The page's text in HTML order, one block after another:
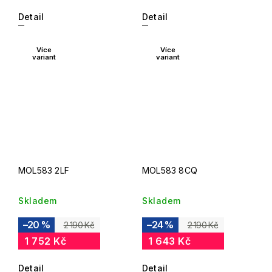
Detail Detail
Více
variant
MOL583 2LF
Skladem
2 190 Kč
–20 %
1 752 Kč
Detail
Více
variant
MOL583 8CQ
Skladem
2 190 Kč
–24 %
1 643 Kč
Detail